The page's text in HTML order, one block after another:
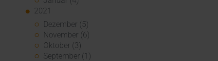
2021
Dezember (5)
November (6)
Oktober (3)
September (1)